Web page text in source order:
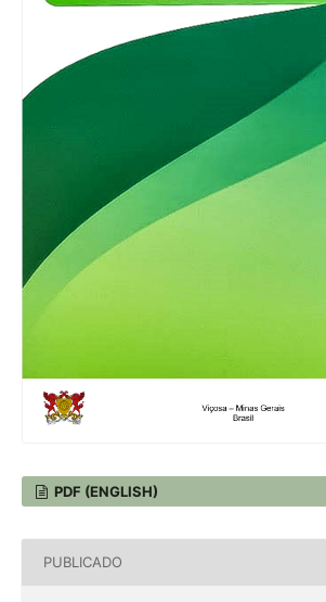
PDF (ENGLISH)
PUBLICADO